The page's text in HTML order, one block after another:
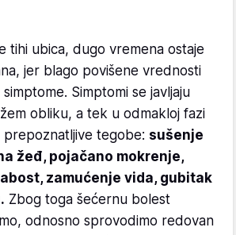
tihi ubica, dugo vremena ostaje
jer blago povišene vrednosti
Simptomi se javljaju
obliku, a tek u odmakloj fazi
prepoznatljive tegobe: sušenje
žeđ, pojačano mokrenje,
zamućenje vida, gubitak
Zbog toga šećernu bolest
odnosno sprovodimo redovan